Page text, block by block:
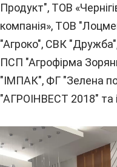
Продукт", ТОВ
компанія», ТОВ
"Агроко", СВК
ПСП "Агрофірма
"ІМПАК", ФГ "Зелена
"АГРОІНВЕСТ 2018" та